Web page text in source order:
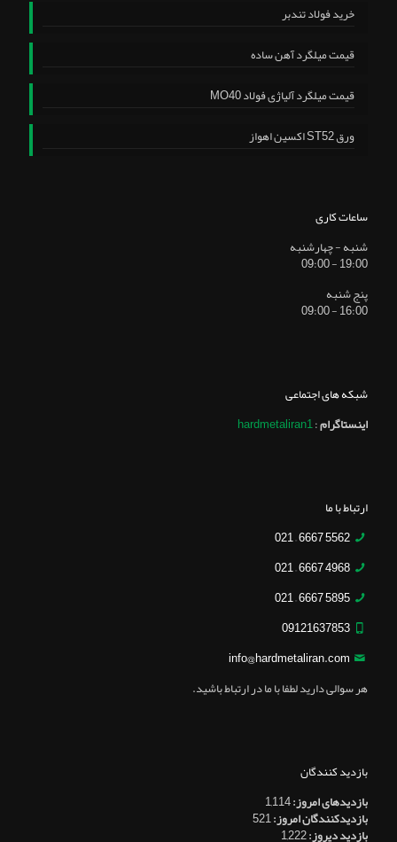
خرید فولاد تندبر
قیمت میلگرد آهن ساده
قیمت میلگرد آلیاژی فولاد MO40
ورق ST52 اکسین اهواز
ساعات کاری
شنبه - چهارشنبه
19:00 - 09:00
پنج شنبه
16:00 - 09:00
شبکه های اجتماعی
اینستاگرام:
hardmetaliran1
ارتباط با ما
5562 6667 – 021
4968 6667 – 021
5895 6667 – 021
09121637853
info@hardmetaliran.com
هر سوالی دارید لطفا با ما در ارتباط باشید.
بازدید کنندگان
بازدیدهای امروز:1,114
بازدیدکنندگان امروز:521
بازدید دیروز:1,222